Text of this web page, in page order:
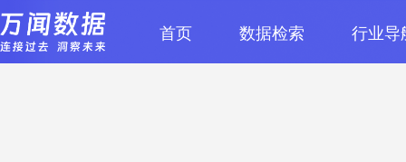
首页 数据检索 行业导